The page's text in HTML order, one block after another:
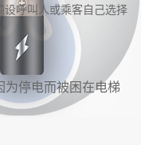
设呼叫人或乘客自己选择
为停电而被困在电梯